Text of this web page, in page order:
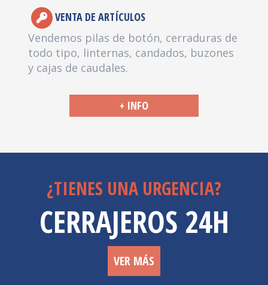
VENTA DE ARTÍCULOS
Vendemos pilas de botón, cerraduras de
todo tipo, linternas, candados, buzones
y cajas de caudales.
+ INFO
¿TIENES UNA URGENCIA?
CERRAJEROS 24H
VER MÁS